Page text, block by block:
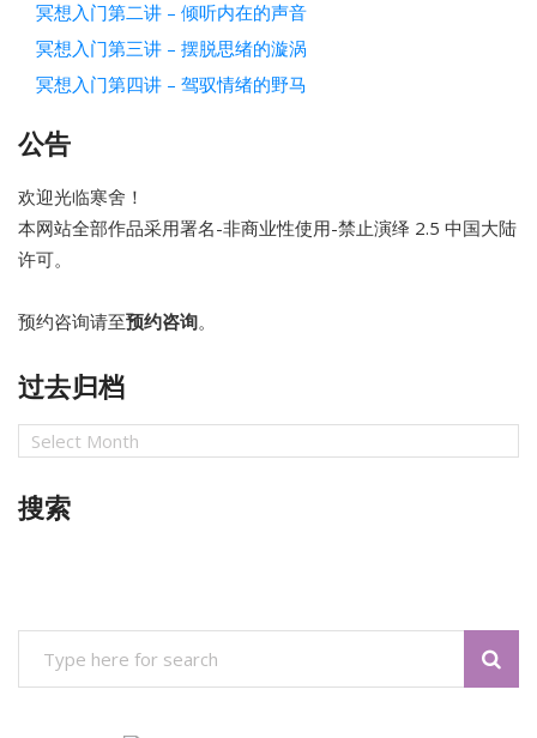
冥想入门第二讲 – 倾听内在的声音
冥想入门第三讲 – 摆脱思绪的漩涡
冥想入门第四讲 – 驾驭情绪的野马
公告
欢迎光临寒舍！
本网站全部作品采用署名-非商业性使用-禁止演绎 2.5 中国大陆
许可。
预约咨询请至预约咨询。
过去归档
过
归
搜索